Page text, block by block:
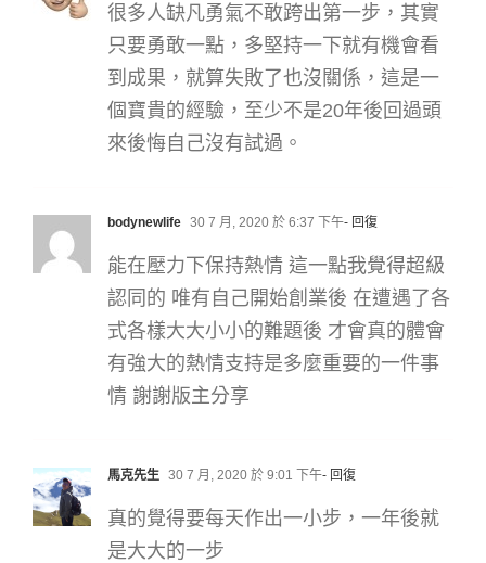
如何從0到1- 探索插
畫風格的3個關鍵步
驟
/2025 最新分享/ 創
很多人缺凡勇氣不敢跨出第一步，其實
只要勇敢一點，多堅持一下就有機會看
到成果，就算失敗了也沒關係，這是一
個寶貴的經驗，至少不是20年後回過頭
來後悔自己沒有試過。
bodynewlife 30 7 月, 2020 於 6:37 下午- 回復
能在壓力下保持熱情 這一點我覺得超級
認同的 唯有自己開始創業後 在遭遇了各
式各樣大大小小的難題後 才會真的體會
有強大的熱情支持是多麼重要的一件事
情 謝謝版主分享
馬克先生 30 7 月, 2020 於 9:01 下午- 回復
真的覺得要每天作出一小步，一年後就
是大大的一步